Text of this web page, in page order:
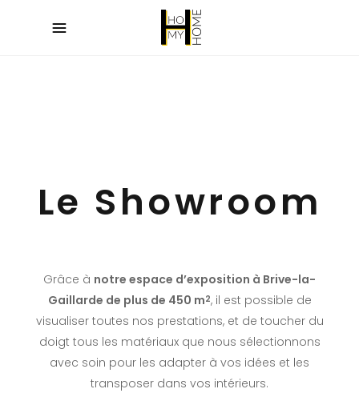
Le Showroom
Grâce à notre espace d’exposition à Brive-la-
Gaillarde de plus de 450 m2, il est possible de
visualiser toutes nos prestations, et de toucher du
doigt tous les matériaux que nous sélectionnons
avec soin pour les adapter à vos idées et les
transposer dans vos intérieurs.